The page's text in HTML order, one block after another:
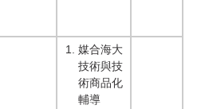
媒合海大
技術與技
術商品化
輔導